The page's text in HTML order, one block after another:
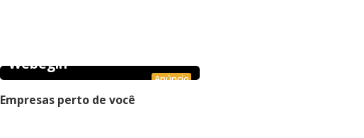
Anúncio
Webegin
Empresas perto de você